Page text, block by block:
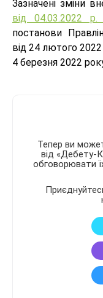
Зазначені зміни
від 04.03.2022
постанови
від 24 лютого
4 березня 2022
Тепер ви
від «Дебету-
обговорювати